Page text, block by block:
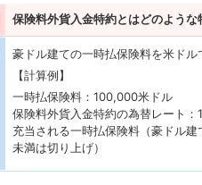
保険料外貨入金特約とはどのような
豪ドル建ての一時払保険料を米ド
【計算例】
一時払保険料：100,000米ドル
保険料外貨入金特約の為替レート：
充当される一時払保険料（豪ドル
未満は切り上げ）